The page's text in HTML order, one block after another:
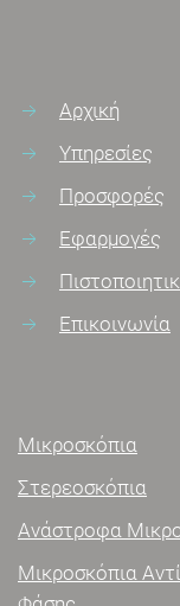
Αρχική
Υπηρεσίες
Προσφορές
Εφαρμογές
Επικοινωνία
Μικροσκόπια
Στερεοσκόπια
Ανάστροφα
Μικροσκόπια